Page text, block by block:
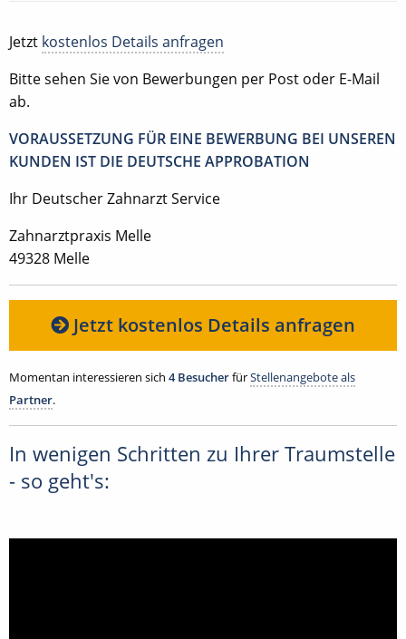
Jetzt kostenlos Details anfragen
Bitte sehen Sie von Bewerbungen per Post oder E-Mail
ab.
VORAUSSETZUNG FÜR EINE BEWERBUNG BEI UNSEREN
KUNDEN IST DIE DEUTSCHE APPROBATION
Ihr Deutscher Zahnarzt Service
Zahnarztpraxis Melle
49328 Melle
Jetzt kostenlos Details anfragen
Momentan interessieren sich 4 BesucherfürStellenangebote als
Partner.
In wenigen Schritten zu Ihrer Traumstelle
- so geht's: